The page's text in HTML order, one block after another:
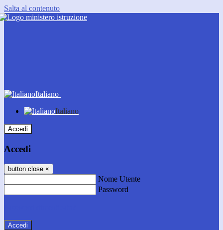
Salta al contenuto
Italiano
Italiano
Accedi
Accedi
button close ×
Nome Utente
Password